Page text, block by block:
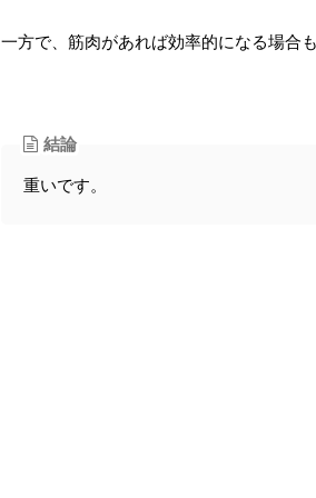
一方で、筋肉があれば効率的になる場合も
結論
重いです。